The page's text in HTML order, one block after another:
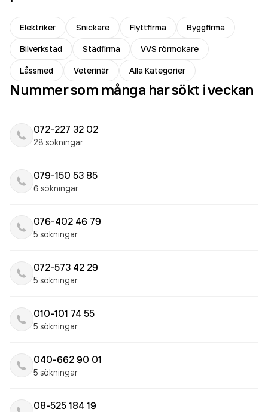
Elektriker Snickare Flyttfirma
Byggfirma
Bilverkstad
Städfirma
VVS rörmokare
Låssmed
Veterinär Alla Kategorier
Nummer som många har sökt i veckan
072-227 32 02
28 sökningar
079-150 53 85
6 sökningar
076-402 46 79
5 sökningar
072-573 42 29
5 sökningar
010-101 74 55
5 sökningar
040-662 90 01
5 sökningar
08-525 184 19